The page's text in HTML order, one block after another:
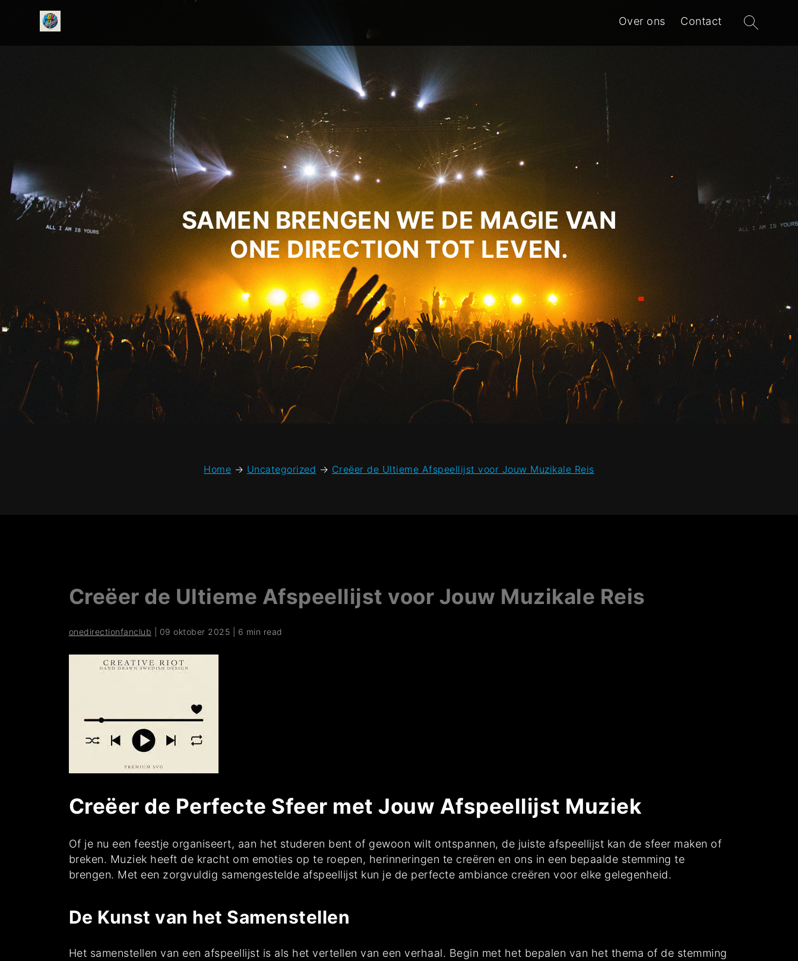
onedirectionfanclub.nl Over ons Contact
Zoeken
naar:
SAMEN BRENGEN WE DE MAGIE VAN
ONE DIRECTION TOT LEVEN.
Home → Uncategorized → Creëer de Ultieme Afspeellijst voor Jouw Muzikale Reis
Creëer de Ultieme Afspeellijst voor Jouw Muzikale Reis
onedirectionfanclub 09 oktober 2025 6 min read
Creëer de Perfecte Sfeer met Jouw Afspeellijst Muziek
Of je nu een feestje organiseert, aan het studeren bent of gewoon wilt ontspannen, de juiste afspeellijst kan de sfeer maken of
breken. Muziek heeft de kracht om emoties op te roepen, herinneringen te creëren en ons in een bepaalde stemming te
brengen. Met een zorgvuldig samengestelde afspeellijst kun je de perfecte ambiance creëren voor elke gelegenheid.
De Kunst van het Samenstellen
Het samenstellen van een afspeellijst is als het vertellen van een verhaal. Begin met het bepalen van het thema of de stemming